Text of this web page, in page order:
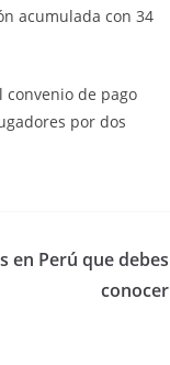
acumulada con 34
convenio de pago
por dos
en Perú que debes
conocer